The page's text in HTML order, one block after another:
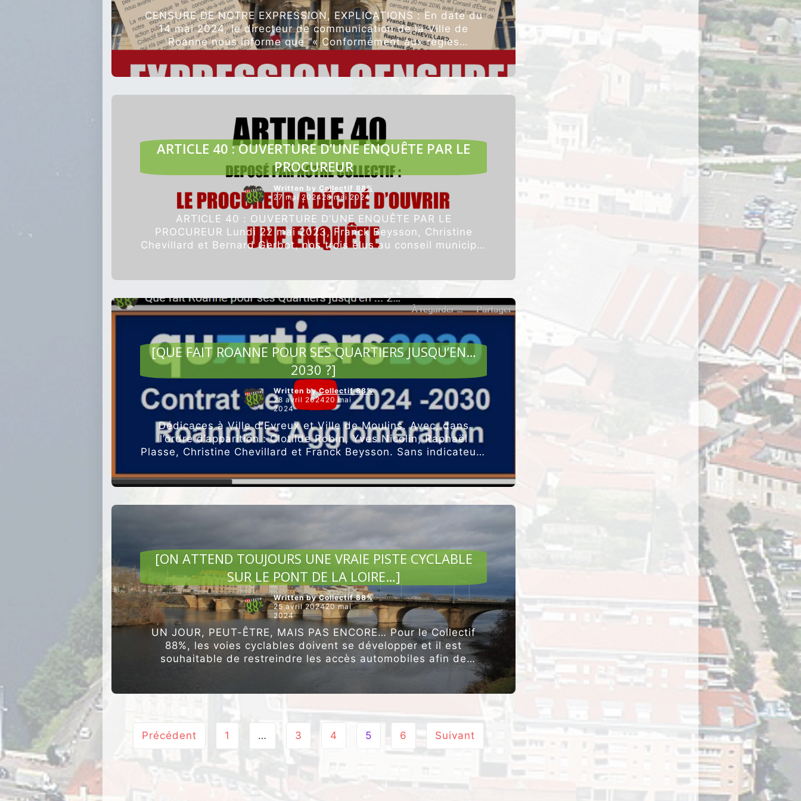
CENSURE DE NOTRE EXPRESSION, EXPLICATIONS : En date du
14 mai 2024, le directeur de communication de la Ville de
Roanne nous informe que “« Conformément aux règles
“Notre
expression
censurée
le
ARTICLES VEDETTES
ARTICLE 40 : OUVERTURE D’UNE ENQUÊTE PAR LE
PROCUREUR
Written by Collectif 88%
27 mai 202428 mai 2024
ARTICLE 40 : OUVERTURE D’UNE ENQUÊTE PAR LE
PROCUREUR Lundi 22 mai 2023, Franck Beysson, Christine
Chevillard et Bernard Gerbot, nos trois élus au conseil municipal
ENQUÊTE
PAR
PROCUREUR
ARTICLES VEDETTES
[QUE FAIT ROANNE POUR SES QUARTIERS JUSQU’EN…
2030 ?]
Written byCollectif 88%
28 avril 202420 mai
2024
Dédicaces à Ville d’Evreux et Ville de Moulins. Avec, dans
l’ordre d’apparition : Clotilde Robin, Yves Nicolin, Raphaël
Plasse, Christine Chevillard et Franck Beysson. Sans indicateurs
FAIT
ROANNE
SES
?]”
ARTICLES VEDETTES
[ON ATTEND TOUJOURS UNE VRAIE PISTE CYCLABLE
SUR LE PONT DE LA LOIRE…]
Written byCollectif 88%
25 avril 202420 mai
2024
UN JOUR, PEUT-ÊTRE, MAIS PAS ENCORE… Pour le Collectif
88%, les voies cyclables doivent se développer et il est
souhaitable de restreindre les accès automobiles afin de
ATTEND
TOUJOURS
PISTE
CYCLABLE
Navigation
page
Précédent 1 … 3 4 5 6 Suivant